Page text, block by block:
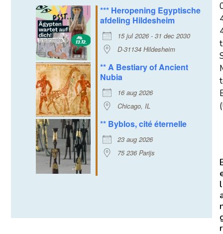
*** Heropening Egyptische
afdeling Hildesheim
15 jul 2026 - 31 dec 2030
D-31134 Hildesheim
** A Bestiary of Ancient
Nubia
16 aug 2026
Chicago, IL
** Byblos, cité éternelle
23 aug 2026
75 236 Parijs
l
r